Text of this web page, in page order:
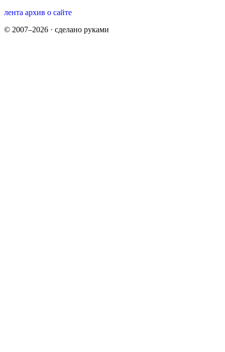
лента архив о сайте
© 2007–2026 · сделано руками